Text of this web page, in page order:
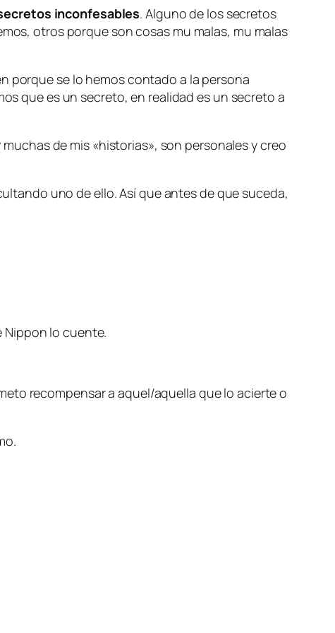
inconfesables. Alguno de los secretos
otros porque son cosas mu malas, mu malas
porque se lo hemos contado a la persona
que es un secreto, en realidad es un secreto a
de mis «historias», son personales y creo
uno de ello. Así que antes de que suceda,
Nippon lo cuente.
recompensar a aquel/aquella que lo acierte o